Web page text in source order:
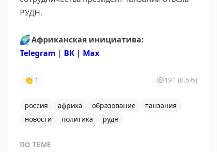
РУДН.
🌍Африканская инициатива:
Telegram | ВК | Max
👏 1 191 (0.5%)
россия африка образование
танзания
новости
политика рудн
ПО ТЕМЕ